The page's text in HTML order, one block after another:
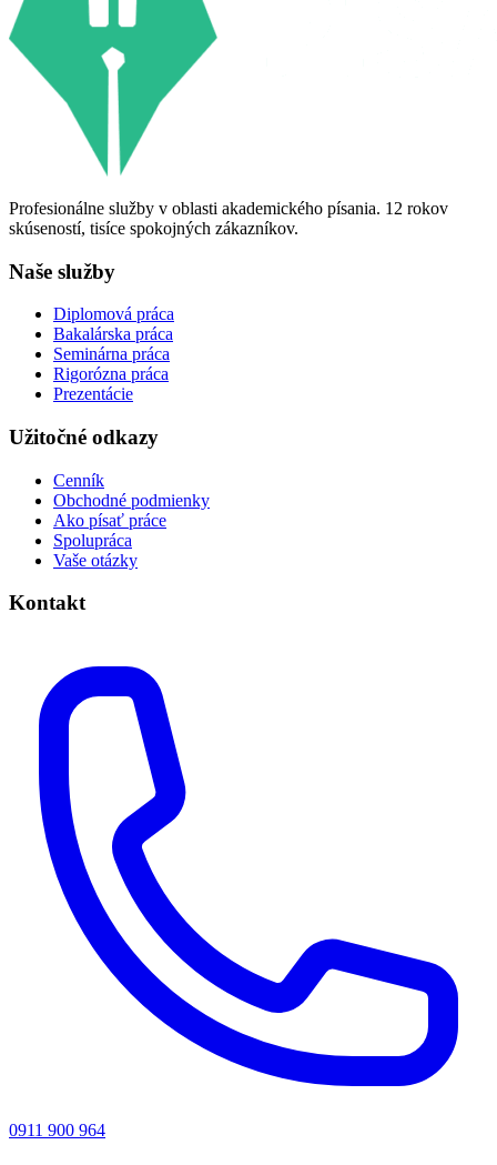
Profesionálne služby v oblasti akademického písania. 12 rokov
skúseností, tisíce spokojných zákazníkov.
Naše služby
Diplomová práca
Bakalárska práca
Seminárna práca
Rigorózna práca
Prezentácie
Užitočné odkazy
Cenník
Obchodné podmienky
Ako písať práce
Spolupráca
Vaše otázky
Kontakt
0911 900 964